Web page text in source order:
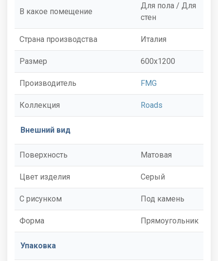
В какое помещение
Для пола / Для
стен
Страна производства Италия
Размер 600x1200
Производитель FMG
Коллекция Roads
Внешний вид
Поверхность Матовая
Цвет изделия Серый
С рисунком Под камень
Форма Прямоугольник
Упаковка